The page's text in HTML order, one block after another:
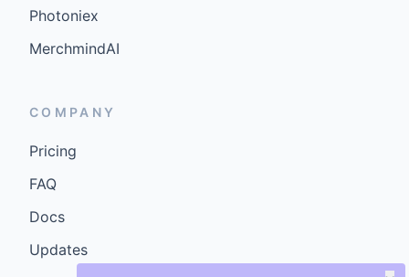
Photoniex
MerchmindAI
COMPANY
Pricing
FAQ
Docs
Updates